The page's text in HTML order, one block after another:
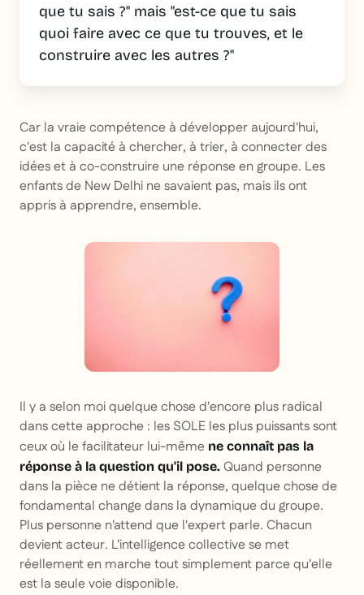
que tu sais ?" mais "est-ce que tu sais
quoi faire avec ce que tu trouves, et le
construire avec les autres ?"
Car la vraie compétence à développer aujourd'hui,
c'est la capacité à chercher, à trier, à connecter des
idées et à co-construire une réponse en groupe. Les
enfants de New Delhi ne savaient pas, mais ils ont
appris à apprendre, ensemble.
Il y a selon moi quelque chose d'encore plus radical
dans cette approche : les SOLE les plus puissants sont
ceux où le facilitateur lui-même ne connaît pas la
réponse à la question qu'il pose. Quand personne
dans la pièce ne détient la réponse, quelque chose de
fondamental change dans la dynamique du groupe.
Plus personne n'attend que l'expert parle. Chacun
devient acteur. L'intelligence collective se met
réellement en marche tout simplement parce qu'elle
est la seule voie disponible.